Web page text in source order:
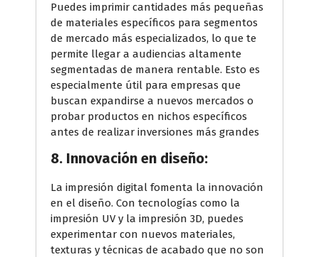
Puedes imprimir cantidades más pequeñas
de materiales específicos para segmentos
de mercado más especializados, lo que te
permite llegar a audiencias altamente
segmentadas de manera rentable. Esto es
especialmente útil para empresas que
buscan expandirse a nuevos mercados o
probar productos en nichos específicos
antes de realizar inversiones más grandes
8. Innovación en diseño:
La impresión digital fomenta la innovación
en el diseño. Con tecnologías como la
impresión UV y la impresión 3D, puedes
experimentar con nuevos materiales,
texturas y técnicas de acabado que no son